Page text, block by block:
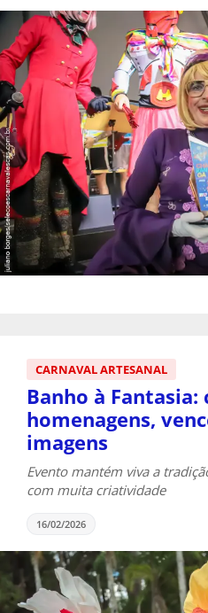
CARNAVAL ARTESANAL
Banho à Fantasia:
homenagens,
imagens
Evento mantém viva a
com muita criatividade
16/02/2026